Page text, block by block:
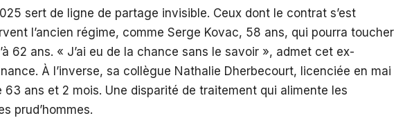
sert de ligne de partage invisible. Ceux dont le contrat s’est
l’ancien régime, comme Serge Kovac, 58 ans, qui pourra toucher
62 ans. « J’ai eu de la chance sans le savoir », admet cet ex-
À l’inverse, sa collègue Nathalie Dherbecourt, licenciée en mai
ans et 2 mois. Une disparité de traitement qui alimente les
prud’hommes.